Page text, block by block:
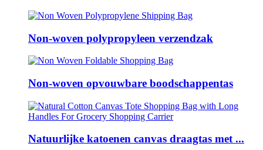
Non-woven polypropyleen verzendzak
Non-woven opvouwbare boodschappentas
Natuurlijke katoenen canvas draagtas met ...